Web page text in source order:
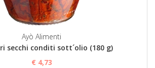
Ayò Alimenti
secchi conditi sott´olio (180 g)
€ 4,73